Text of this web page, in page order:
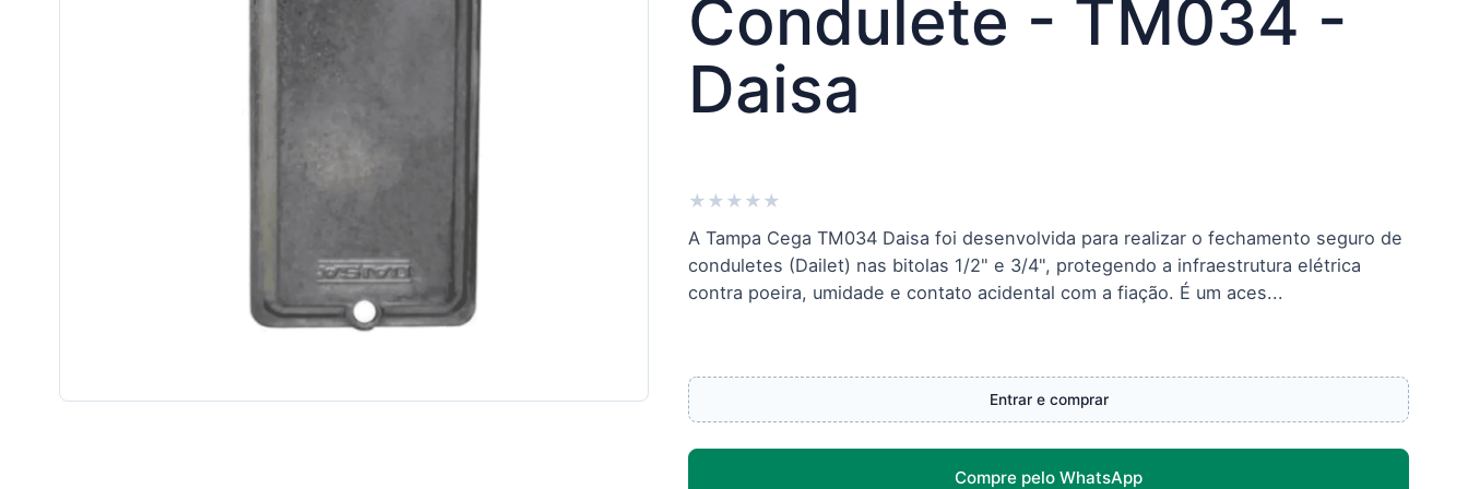
Condulete - TM034 -
Daisa
★ ★ ★ ★ ★
A Tampa Cega TM034 Daisa foi desenvolvida para realizar o fechamento seguro de
conduletes (Dailet) nas bitolas 1/2" e 3/4", protegendo a infraestrutura elétrica
contra poeira, umidade e contato acidental com a fiação. É um aces...
Entrar e comprar
Compre pelo WhatsApp